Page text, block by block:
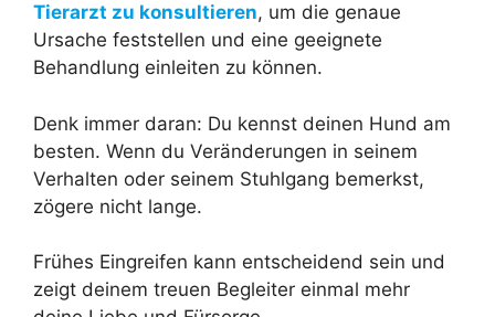
Tierarzt zu konsultieren, um die genaue
Ursache feststellen und eine geeignete
Behandlung einleiten zu können.
Denk immer daran: Du kennst deinen Hund am
besten. Wenn du Veränderungen in seinem
Verhalten oder seinem Stuhlgang bemerkst,
zögere nicht lange.
Frühes Eingreifen kann entscheidend sein und
zeigt deinem treuen Begleiter einmal mehr